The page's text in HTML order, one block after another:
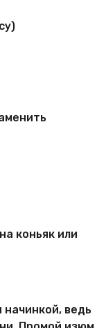
коньяк или
ведь